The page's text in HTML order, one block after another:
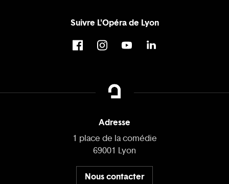
Suivre L'Opéra de Lyon
Adresse
1 place de la comédie
69001 Lyon
Nous contacter